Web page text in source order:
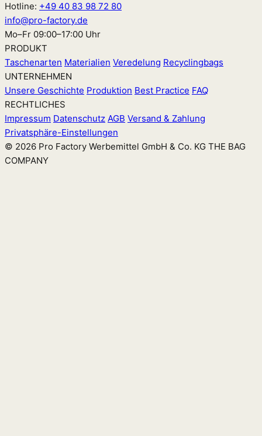
Hotline: +49 40 83 98 72 80
info@pro-factory.de
Mo–Fr 09:00–17:00 Uhr
PRODUKT
Taschenarten Materialien Veredelung Recyclingbags
UNTERNEHMEN
Unsere Geschichte Produktion Best Practice FAQ
RECHTLICHES
Impressum Datenschutz AGB Versand & Zahlung
Privatsphäre-Einstellungen
© 2026 Pro Factory Werbemittel GmbH & Co. KG THE BAG
COMPANY